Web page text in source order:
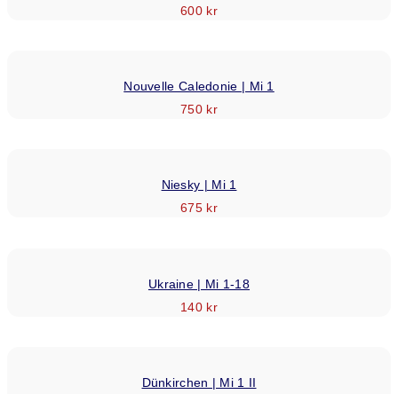
600 kr
Nouvelle Caledonie | Mi 1
750 kr
Niesky | Mi 1
675 kr
Ukraine | Mi 1-18
140 kr
Dünkirchen | Mi 1 II